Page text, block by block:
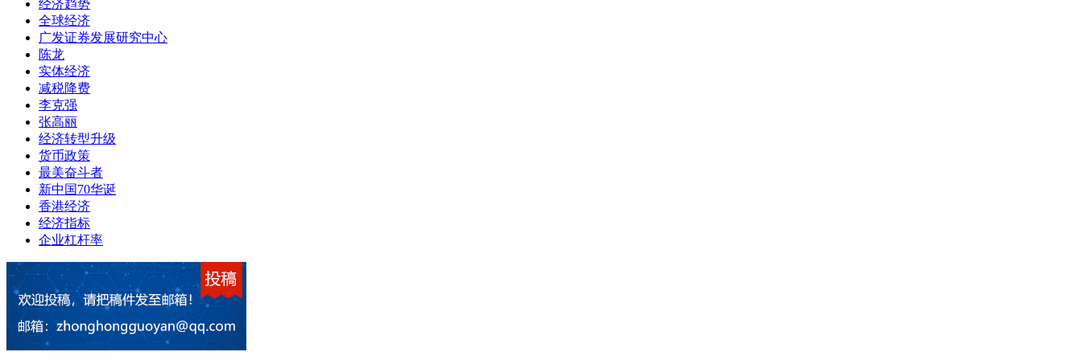
经济趋势
全球经济
广发证券发展研究中心
陈龙
实体经济
减税降费
李克强
张高丽
经济转型升级
货币政策
最美奋斗者
新中国70华诞
香港经济
经济指标
企业杠杆率